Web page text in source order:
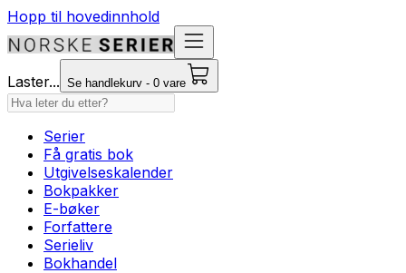
Hopp til hovedinnhold
Laster... Se handlekurv - 0 vare
Serier
Få gratis bok
Utgivelseskalender
Bokpakker
E-bøker
Forfattere
Serieliv
Bokhandel